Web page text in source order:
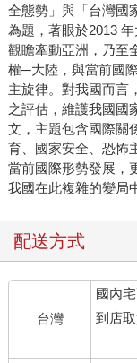
全態勢」與「台灣國
為題，著眼於2013
觀瞻牽動亞洲，乃至
權─大陸，與當前國
主旋律。對我國而言
之評估，維護我國國
文，主題包含國際關
育、國家安全、恐怖
當前國際形勢發展，
我國在此複雜的變局
配送方式
台灣
國內
到店取